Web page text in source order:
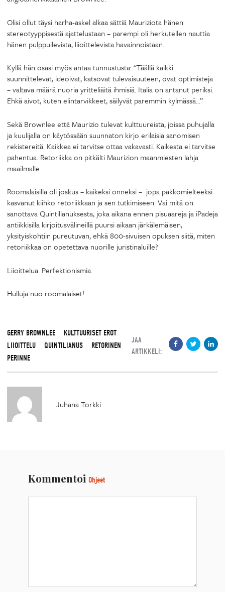
Olisi ollut täysi harha-askel alkaa sättiä Mauriziota hänen
stereotyyppisestä ajattelustaan – parempi oli herkutellen nauttia
hänen pulppuilevista, liioittelevista havainnoistaan.
Kyllä hän osasi myös antaa tunnustusta: “Täällä kaikki
suunnittelevat, ideoivat, katsovat tulevaisuuteen, ovat optimisteja
– valtava määrä nuoria yritteliäitä ihmisiä. Italia on antanut periksi.
Ehkä aivot, kuten elintarvikkeet, säilyvät paremmin kylmässä…”
Sekä Brownlee että Maurizio tulevat kulttuureista, joissa puhujalla
ja kuulijalla on käytössään suunnaton kirjo erilaisia sanomisen
rekistereitä. Kaikkea ei tarvitse ottaa vakavasti. Kaikesta ei tarvitse
pahentua. Retoriikka on pitkälti Maurizion maanmiesten lahja
maailmalle.
Roomalaisilla oli joskus – kaikeksi onneksi – jopa pakkomielteeksi
kasvanut kiihko retoriikkaan ja sen tutkimiseen. Vai mitä on
sanottava Quintilianuksesta, joka aikana ennen pisuaareja ja iPadeja
antiikkisilla kirjoitusvälineillä puursi aikaan järkälemäisen,
yksityiskohtiin pureutuvan, ehkä 800-sivuisen opuksen siitä, miten
retoriikkaa on opetettava nuorille juristinaluille?
Liioittelua. Perfektionismia.
Hulluja nuo roomalaiset!
GERRY BROWNLEE
KULTTUURISET EROT
LIIOITTELU
QUINTILIANUS
RETORINEN
PERINNE
JAA
ARTIKKELI:
Juhana Torkki
Kommentoi Ohjeet